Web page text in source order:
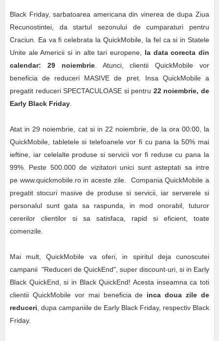
Black Friday, sarbatoarea americana din vinerea de dupa Ziua
Recunostintei, da startul sezonului de cumparaturi pentru
Craciun. Ea va fi celebrata la QuickMobile, la fel ca si in Statele
Unite ale Americii si in alte tari europene, la data corecta din
calendar: 29 noiembrie. Atunci, clientii QuickMobile vor
beneficia de reduceri MASIVE de pret. Insa QuickMobile a
pregatit reduceri SPECTACULOASE si pentru 22 noiembrie, de
Early Black Friday.
Atat in 29 noiembrie, cat si in 22 noiembrie, de la ora 00:00, la
QuickMobile, tabletele si telefoanele vor fi cu pana la 50% mai
ieftine, iar celelalte produse si servicii vor fi reduse cu pana la
99%. Peste 500.000 de vizitatori unici sunt asteptati sa intre
pe www.quickmobile.ro in aceste zile. Compania QuickMobile a
pregatit stocuri masive de produse si servicii, iar serverele si
personalul sunt gata sa raspunda, in mod onorabil, tuturor
cererilor clientilor si sa satisfaca, rapid si eficient, toate
comenzile.
Mai mult, QuickMobile va oferi, in spiritul deja cunoscutei
campanii "Reduceri de QuickEnd", super discount-uri, si in Early
Black QuickEnd, si in Black QuickEnd! Acesta inseamna ca toti
clientii QuickMobile vor mai beneficia de inca doua zile de
reduceri , dupa campaniile de Early Black Friday, respectiv Black
Friday.